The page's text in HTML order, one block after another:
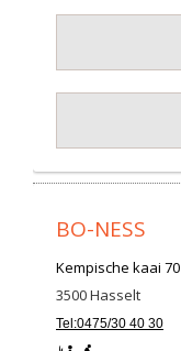
BO-NESS
Kempische kaai 70
3500Hasselt
Tel:0475/30 40 30